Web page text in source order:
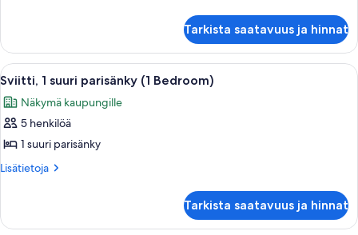
parisänky
(Atrium
Facing)
kuvat
1
suuri
parisänky
Facing)
Tarkista saatavuus ja hinnat
Avaa
kaikki
huonetyypin
Sviitti,
1
suuri
Bedroom)
Egyptinpuuvillaiset lakanat, ylelliset
8
Sviitti, 1 suuri parisänky (1 Bedroom)
Näkymä kaupungille
5 henkilöä
1 suuri parisänky
Lisätietoja
Lisätietoja
suuri
Tarkista saatavuus ja hinnat